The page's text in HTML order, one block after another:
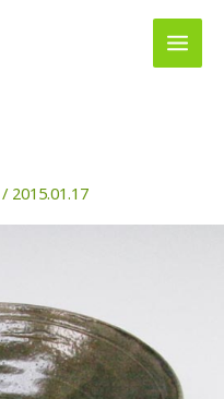
/ 2015.01.17